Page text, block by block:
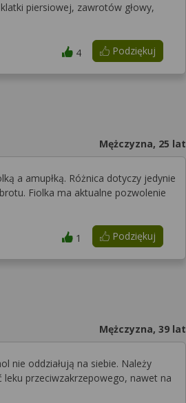
piersiowej, zawrotów głowy,
Podziękuj
4
Mężczyzna, 25 lat
a amupłką. Różnica dotyczy jedynie
Fiolka ma aktualne pozwolenie
Podziękuj
1
Mężczyzna, 39 lat
nie oddziałują na siebie. Należy
leku przeciwzakrzepowego, nawet na